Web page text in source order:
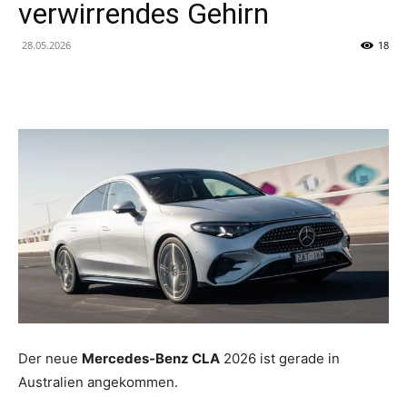
verwirrendes Gehirn
28.05.2026 18
Der neue Mercedes-Benz CLA 2026 ist gerade in
Australien angekommen.